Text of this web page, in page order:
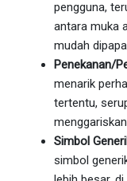
pengguna,
antara muka
mudah
Penekanan/
menarik
tertentu,
Simbol
simbol